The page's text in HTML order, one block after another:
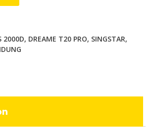
2000D, DREAME T20 PRO, SINGSTAR,